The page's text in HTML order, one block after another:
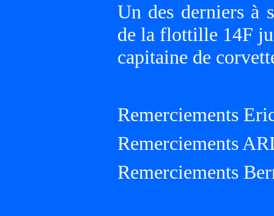
Un des derniers à
de la flottille 14F
capitaine de
Remerciements
Remerciements
Remerciements